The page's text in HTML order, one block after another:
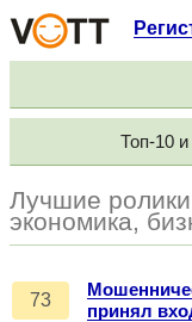
Топ-10
Лучшие
экономика,
73
принял